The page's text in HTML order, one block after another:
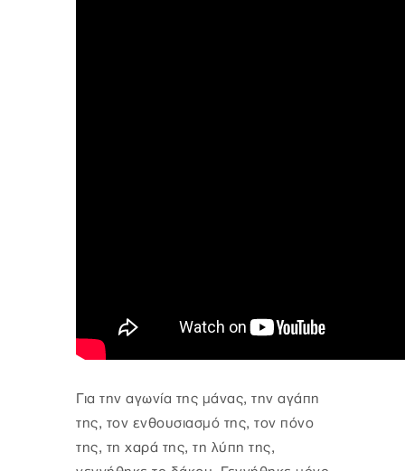
Για την αγωνία της μάνας, την αγάπη
της, τον ενθουσιασμό της, τον πόνο
της, τη χαρά της, τη λύπη της,